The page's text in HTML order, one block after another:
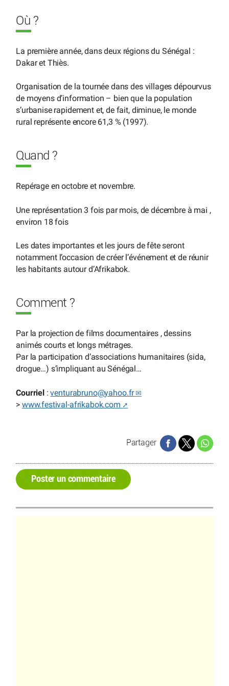
Où ?
La première année, dans deux régions du Sénégal :
Dakar et Thiès.
Organisation de la tournée dans des villages dépourvus
de moyens d’information – bien que la population
s’urbanise rapidement et, de fait, diminue, le monde
rural représente encore 61,3 % (1997).
Quand ?
Repérage en octobre et novembre.
Une représentation 3 fois par mois, de décembre à mai ,
environ 18 fois
Les dates importantes et les jours de fête seront
notamment l’occasion de créer l’événement et de réunir
les habitants autour d’Afrikabok.
Comment ?
Par la projection de films documentaires , dessins
animés courts et longs métrages.
Par la participation d’associations humanitaires (sida,
drogue…) s’impliquant au Sénégal…
Courriel:venturabruno@yahoo.fr
> www.festival-afrikabok.com
Partager
Poster un commentaire